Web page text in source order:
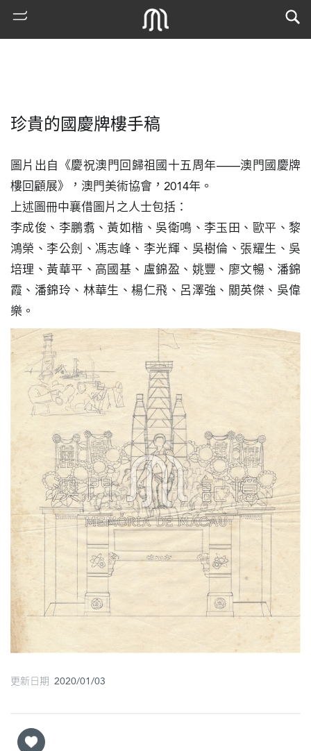
索
古
地
圖
媽
巴
堂
街
珍貴的國慶牌樓手稿
圖片出自《慶祝澳門回歸祖國十五周年——澳門國慶牌
樓回顧展》，澳門美術協會，2014年。
上述圖冊中襄借圖片之人士包括：
李成俊、李鵬翥、黃如楷、吳衛鳴、李玉田、歐平、黎
鴻榮、李公劍、馮志峰、李光輝、吳樹倫、張耀生、吳
培理、黃華平、高國基、盧錦盈、姚豐、廖文暢、潘錦
霞、潘錦玲、林華生、楊仁飛、呂澤強、關英傑、吳偉
樂。
更新日期 2020/01/03